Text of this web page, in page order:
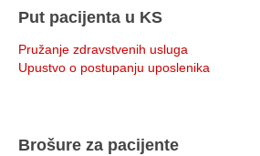
Put pacijenta u KS
Pružanje zdravstvenih usluga
Upustvo o postupanju uposlenika
Brošure za pacijente